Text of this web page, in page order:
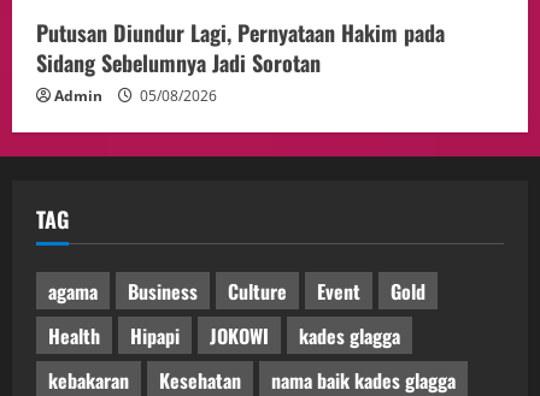
Putusan Diundur Lagi, Pernyataan Hakim pada
Sidang Sebelumnya Jadi Sorotan
Admin 05/08/2026
TAG
agama Business Culture Event
Gold
Health
Hipapi JOKOWI
kades glagga
kebakaran
Kesehatan
nama baik kades glagga